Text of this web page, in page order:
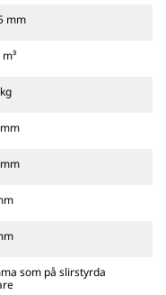
mm
som på slirstyrda